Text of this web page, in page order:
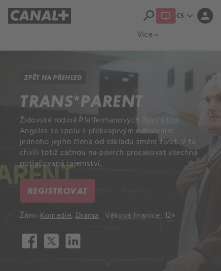
Více expand_more
search CS expand_more person
ZPĚT NA PŘEHLED
TRANS*PARENT
Židovské rodině Pfeffermanových žijící v Los
Angeles se spolu s překvapivým odhalením
jednoho jejího člena od základu změní život. V tu
chvíli totiž začnou na povrch prosakovat všechna
potlačovaná tajemství.
REGISTROVAT
Žánr:Komedie,Drama Věková hranice: 12+